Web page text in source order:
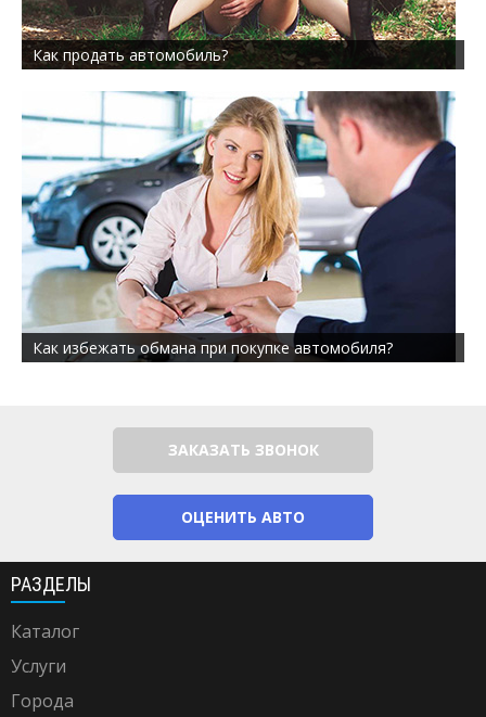
Как продать автомобиль?
Как избежать обмана при покупке автомобиля?
ЗАКАЗАТЬ ЗВОНОК
ОЦЕНИТЬ АВТО
РАЗДЕЛЫ
Каталог
Услуги
Города